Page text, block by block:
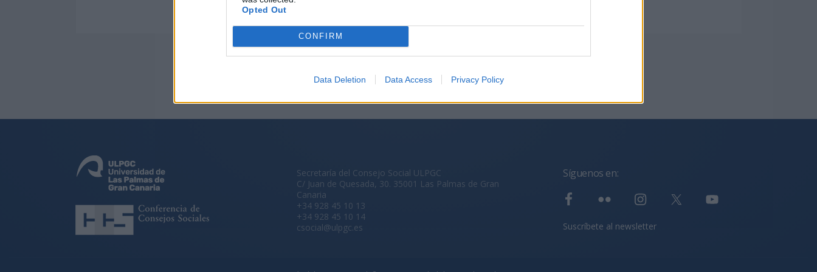
Opted Out
CONFIRM
Data Deletion Data Access Privacy Policy
Secretaría del Consejo Social ULPGC
C/ Juan de Quesada, 30. 35001 Las Palmas de Gran
Canaria
+34 928 45 10 13
+34 928 45 10 14
csocial@ulpgc.es
Síguenos en:
Suscríbete al newsletter